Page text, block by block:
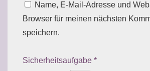
Name, E-Mail-Adresse und
Browser für meinen nächsten
speichern.
Sicherheitsaufgabe *